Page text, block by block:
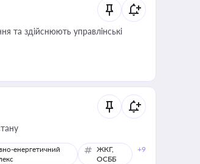
та здійснюють управлінські
енергетичний
ЖКГ,
ОСББ
+9